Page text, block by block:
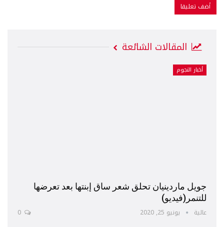
المقالات الشائعة
أخبار النجوم
جويل ماردينيان تحلق شعر ساق إبنتها بعد تعرضها
للتنمر(فيديو)
عالية يونيو 25, 2020